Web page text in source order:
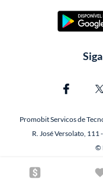
Promobit Servicos de
R. José Versolato, 111
©